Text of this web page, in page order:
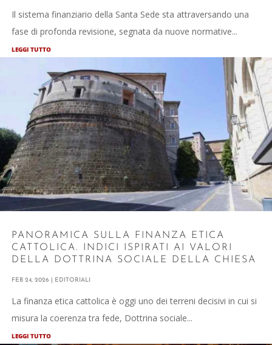
Il sistema finanziario della Santa Sede sta attraversando una
fase di profonda revisione, segnata da nuove normative...
LEGGI TUTTO
PANORAMICA SULLA FINANZA ETICA
CATTOLICA. INDICI ISPIRATI AI VALORI
DELLA DOTTRINA SOCIALE DELLA CHIESA
FEB 24, 2026 EDITORIALI
La finanza etica cattolica è oggi uno dei terreni decisivi in cui si
misura la coerenza tra fede, Dottrina sociale...
LEGGI TUTTO